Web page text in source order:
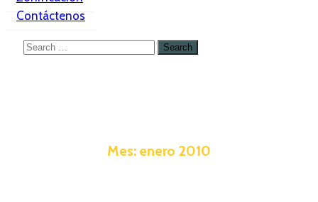
Contáctenos
Mes: enero 2010